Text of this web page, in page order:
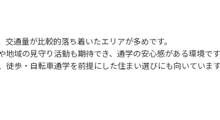
通量が比較的落ち着いたエリアが多めです。
地域の見守り活動も期待でき、通学の安心感がある環境です
徒歩・自転車通学を前提にした住まい選びにも向いています